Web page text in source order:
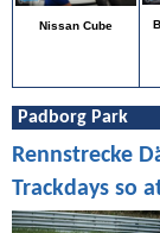
Nissan Cube
Padborg Park
Rennstrecke
Trackdays so